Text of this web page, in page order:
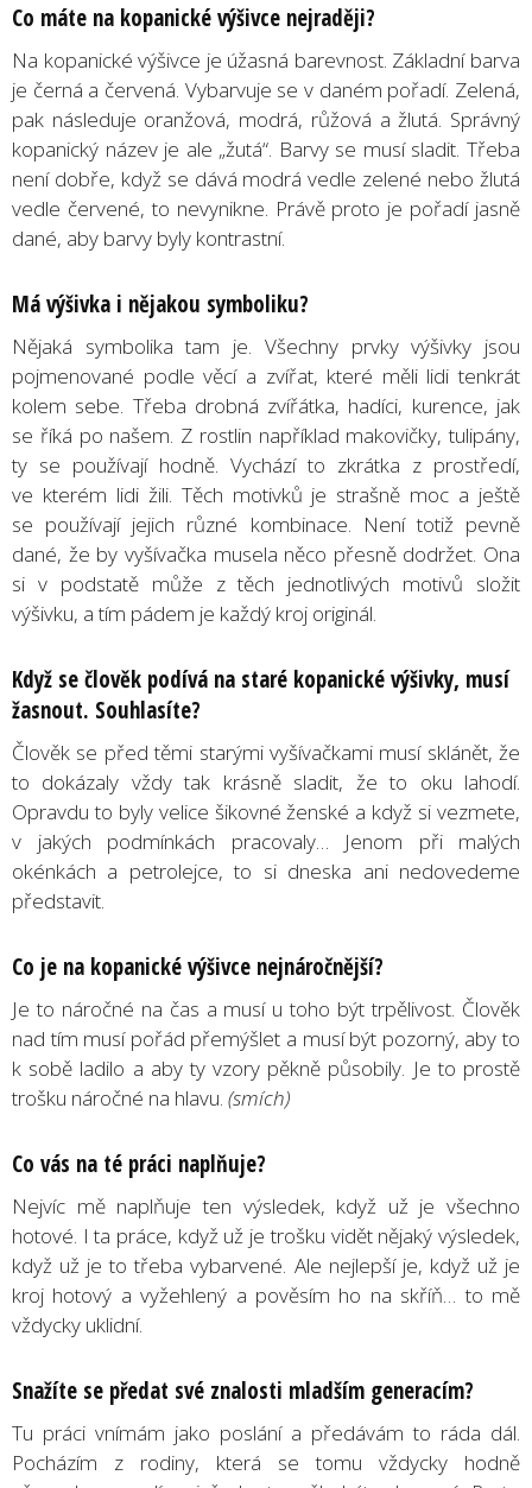
Co máte na kopanické výšivce nejraději?
Na kopanické výšivce je úžasná barevnost. Základní barva
je černá a červená. Vybarvuje se v daném pořadí. Zelená,
pak následuje oranžová, modrá, růžová a žlutá. Správný
kopanický název je ale „žutá“. Barvy se musí sladit. Třeba
není dobře, když se dává modrá vedle zelené nebo žlutá
vedle červené, to nevynikne. Právě proto je pořadí jasně
dané, aby barvy byly kontrastní.
Má výšivka i nějakou symboliku?
Nějaká symbolika tam je. Všechny prvky výšivky jsou
pojmenované podle věcí a zvířat, které měli lidi tenkrát
kolem sebe. Třeba drobná zvířátka, hadíci, kurence, jak
se říká po našem. Z rostlin například makovičky, tulipány,
ty se používají hodně. Vychází to zkrátka z prostředí,
ve kterém lidi žili. Těch motivků je strašně moc a ještě
se používají jejich různé kombinace. Není totiž pevně
dané, že by vyšívačka musela něco přesně dodržet. Ona
si v podstatě může z těch jednotlivých motivů složit
výšivku, a tím pádem je každý kroj originál.
Když se člověk podívá na staré kopanické výšivky, musí
žasnout. Souhlasíte?
Člověk se před těmi starými vyšívačkami musí sklánět, že
to dokázaly vždy tak krásně sladit, že to oku lahodí.
Opravdu to byly velice šikovné ženské a když si vezmete,
v jakých podmínkách pracovaly… Jenom při malých
okénkách a petrolejce, to si dneska ani nedovedeme
představit.
Co je na kopanické výšivce nejnáročnější?
Je to náročné na čas a musí u toho být trpělivost. Člověk
nad tím musí pořád přemýšlet a musí být pozorný, aby to
k sobě ladilo a aby ty vzory pěkně působily. Je to prostě
trošku náročné na hlavu. (smích)
Co vás na té práci naplňuje?
Nejvíc mě naplňuje ten výsledek, když už je všechno
hotové. I ta práce, když už je trošku vidět nějaký výsledek,
když už je to třeba vybarvené. Ale nejlepší je, když už je
kroj hotový a vyžehlený a pověsím ho na skříň… to mě
vždycky uklidní.
Snažíte se předat své znalosti mladším generacím?
Tu práci vnímám jako poslání a předávám to ráda dál.
Pocházím z rodiny, která se tomu vždycky hodně